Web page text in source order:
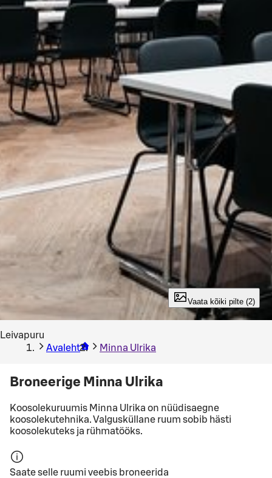
Vaata kõiki pilte (2)
Leivapuru
Avaleht
Minna Ulrika
Broneerige Minna Ulrika
Koosolekuruumis Minna Ulrika on nüüdisaegne
koosolekutehnika. Valgusküllane ruum sobib hästi
koosolekuteks ja rühmatööks.
Saate selle ruumi veebis broneerida